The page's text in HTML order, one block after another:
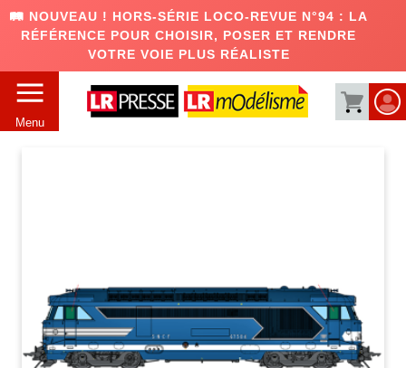
🛤️ NOUVEAU ! HORS-SÉRIE LOCO-REVUE N°94 : LA
RÉFÉRENCE POUR CHOISIR, POSER ET RENDRE
VOTRE VOIE PLUS RÉALISTE
Menu